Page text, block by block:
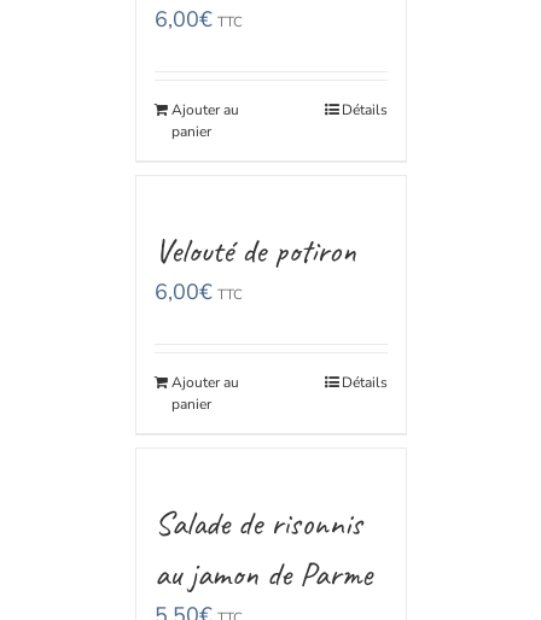
6,00€ TTC
Ajouter au
panier
Détails
Velouté de potiron
6,00€ TTC
Ajouter au
panier
Détails
Salade de risonnis
au jamon de Parme